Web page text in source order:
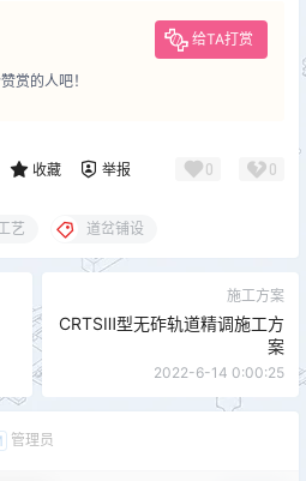
给TA打赏
赏的人吧！
收藏 举报 0 0
艺 道岔铺设
施工方案
CRTSⅢ型无砟轨道精调施工方
案
2022-6-14 0:00:25
管理员